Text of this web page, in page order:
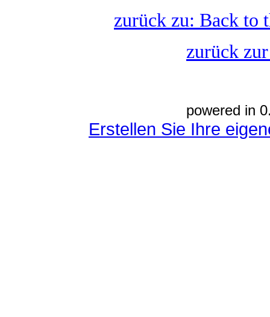
zurück zu: Back to
zurück
powered in
Erstellen Sie Ihre